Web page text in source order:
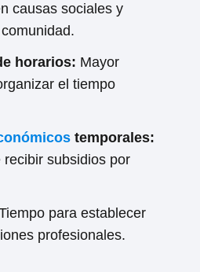
causas sociales y
horarios: Mayor
el tiempo
temporales:
recibir subsidios por
para establecer
profesionales.